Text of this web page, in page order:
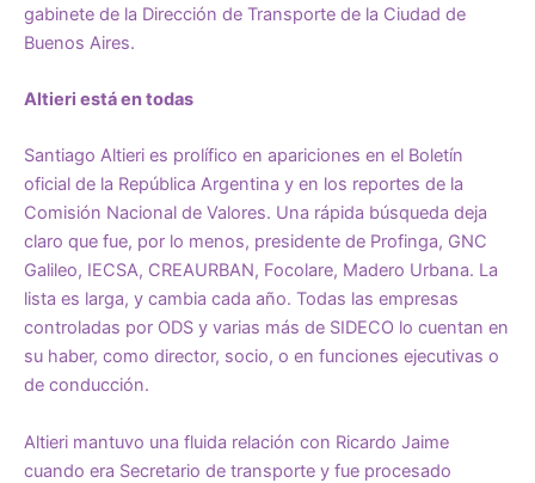
gabinete de la Dirección de Transporte de la Ciudad de
Buenos Aires.
Altieri está en todas
Santiago Altieri es prolífico en apariciones en el Boletín
oficial de la República Argentina y en los reportes de la
Comisión Nacional de Valores. Una rápida búsqueda deja
claro que fue, por lo menos, presidente de Profinga, GNC
Galileo, IECSA, CREAURBAN, Focolare, Madero Urbana. La
lista es larga, y cambia cada año. Todas las empresas
controladas por ODS y varias más de SIDECO lo cuentan en
su haber, como director, socio, o en funciones ejecutivas o
de conducción.
Altieri mantuvo una fluida relación con Ricardo Jaime
cuando era Secretario de transporte y fue procesado